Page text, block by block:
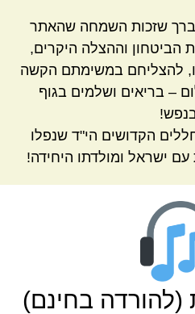
שזכות השמחה שהאתר
הביטחון וההצלה היקרים,
להצליחם במשימתם הקשה
– בריאים ושלמים בגוף
הקדושים הי"ד שנפלו
ישראל ומולדתו היחידה!
(להורדה בחינם)